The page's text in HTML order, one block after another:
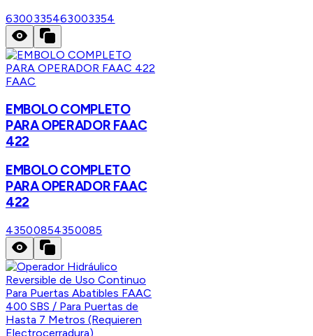
6300335463003354
FAAC
EMBOLO COMPLETO
PARA OPERADOR FAAC
422
EMBOLO COMPLETO
PARA OPERADOR FAAC
422
43500854350085